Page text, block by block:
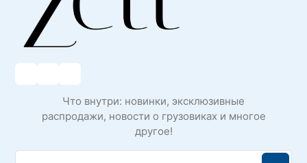
Что внутри: новинки, эксклюзивные
распродажи, новости о грузовиках и многое
другое!